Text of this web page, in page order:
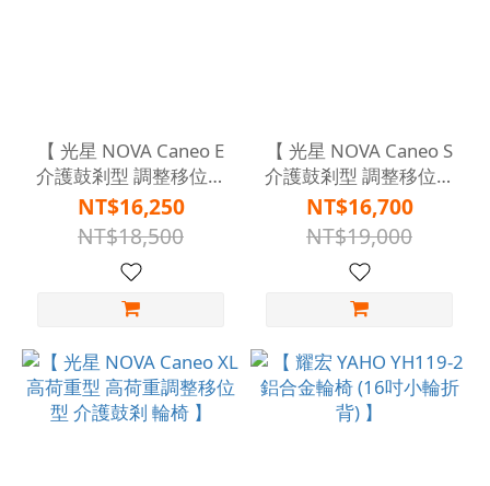
【 光星 NOVA Caneo E
介護鼓剎型 調整移位型
NT$16,250
NT$18,500
【 光星 NOVA Caneo S
介護鼓剎型 調整移位型
NT$16,700
NT$19,000